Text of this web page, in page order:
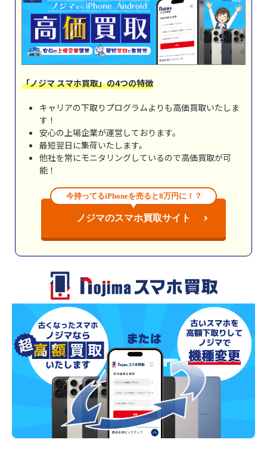
「ノジマ スマホ買取」の4つの特徴
キャリアの下取りプログラムよりも高価買取いたしま
す！
安心の上場企業が運営しております。
最短翌日に集荷いたします。
他社を常にモニタリングしているので高価買取が可
能！
今持ってるiPhoneを売ると8万円に！？
ノジマのスマホ買取サイト